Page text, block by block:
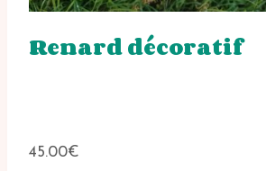
Renard décoratif
45.00€